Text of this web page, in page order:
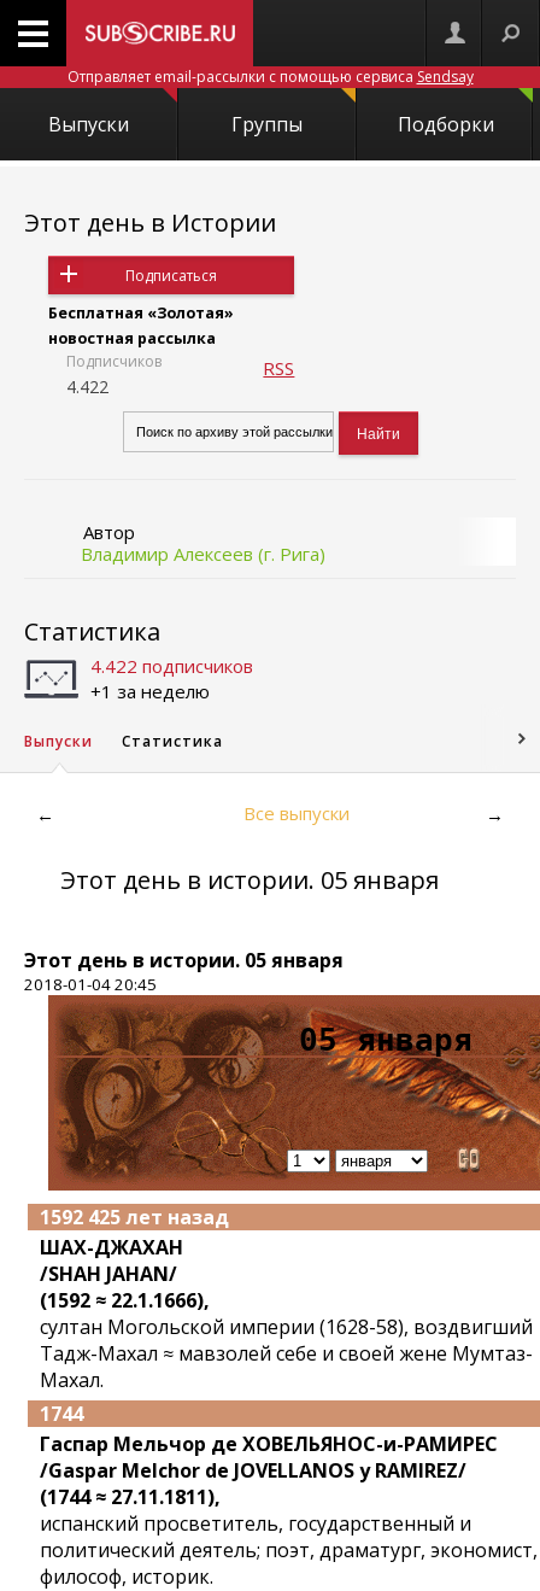
Отправляет email-рассылки с помощью сервиса Sendsay
Выпуски Группы Подборки
Этот день в Истории
Подписаться
Бесплатная «Золотая»
новостная рассылка
Подписчиков
4.422
RSS
Автор
Владимир Алексеев (г. Рига)
Статистика
4.422 подписчиков
+1 за неделю
Выпуски Статистика
← Все выпуски →
Этот день в истории. 05 января
Этот день в истории. 05 января
2018-01-04 20:45
05 января
1592 425 лет назад
ШАХ-ДЖАХАН
/SHAH JAHAN/
(1592 ≈ 22.1.1666),
султан Могольской империи (1628-58), воздвигший
Тадж-Махал ≈ мавзолей себе и своей жене Мумтаз-
Махал.
1744
Гаспар Мельчор де ХОВЕЛЬЯНОС-и-РАМИРЕС
/Gaspar Melchor de JOVELLANOS у RAMIREZ/
(1744 ≈ 27.11.1811),
испанский просветитель, государственный и
политический деятель; поэт, драматург, экономист,
философ, историк.